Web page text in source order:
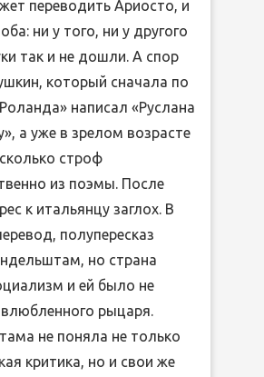
переводить Ариосто, и
ни у того, ни у другого
так и не дошли. А спор
который сначала по
написал «Руслана
а уже в зрелом возрасте
строф
из поэмы. После
к итальянцу заглох. В
полупересказ
но страна
и ей было не
рыцаря.
не поняла не только
критика, но и свои же